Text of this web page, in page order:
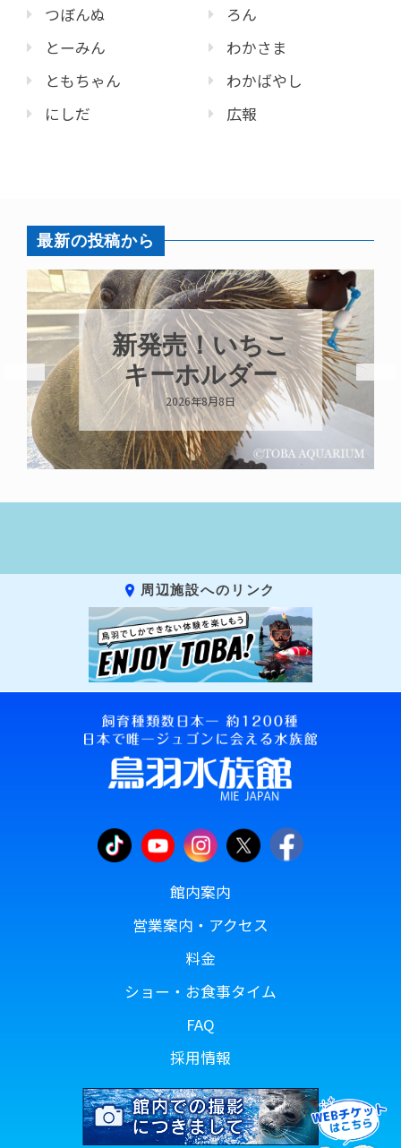
つぼんぬ
とーみん
ともちゃん
にしだ
ろん
わかさま
わかばやし
広報
最新の投稿から
発売！いちこ
ーホルダー
2026年8月8日
パラ
ガイ
周辺施設へのリンク
館内案内
営業案内・アクセス
料金
ショー・お食事タイム
FAQ
採用情報